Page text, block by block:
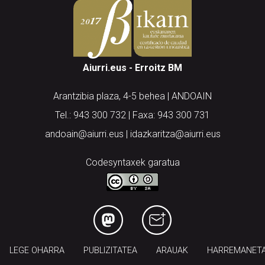
Aiurri.eus - Erroitz BM
Arantzibia plaza, 4-5 behea | ANDOAIN
Tel.: 943 300 732 | Faxa: 943 300 731
andoain@aiurri.eus | idazkaritza@aiurri.eus
Codesyntaxek garatua
LEGE OHARRA PUBLIZITATEA ARAUAK